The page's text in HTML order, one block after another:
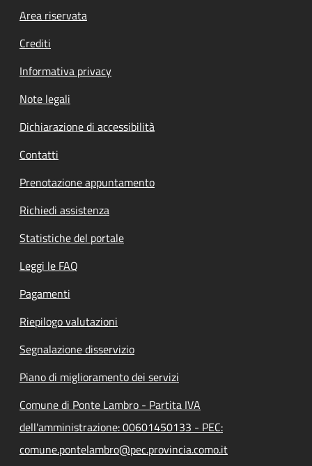
Footer menu
Area riservata
Crediti
Informativa privacy
Note legali
Dichiarazione di accessibilità
Contatti
Prenotazione appuntamento
Richiedi assistenza
Statistiche del portale
Leggi le FAQ
Pagamenti
Riepilogo valutazioni
Segnalazione disservizio
Piano di miglioramento dei servizi
Comune di Ponte Lambro - Partita IVA
dell'amministrazione: 00601450133 - PEC:
comune.pontelambro@pec.provincia.como.it